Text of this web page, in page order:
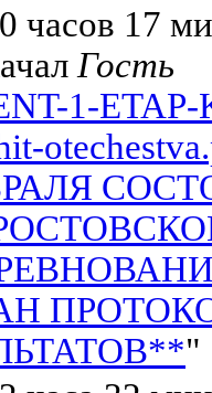
часов 17
Гость
1-
"